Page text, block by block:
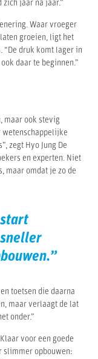
jaar na jaar.”
Waar vroeger
groeien, ligt het
“De druk komt lager in
daar te beginnen.”
maar ook stevig
wetenschappelijke
zegt Hyo Jung De
en experten. Niet
maar omdat je zo de
toetsen die daarna
maar verlaagt de lat
onder.”
voor een goede
slimmer opbouwen: